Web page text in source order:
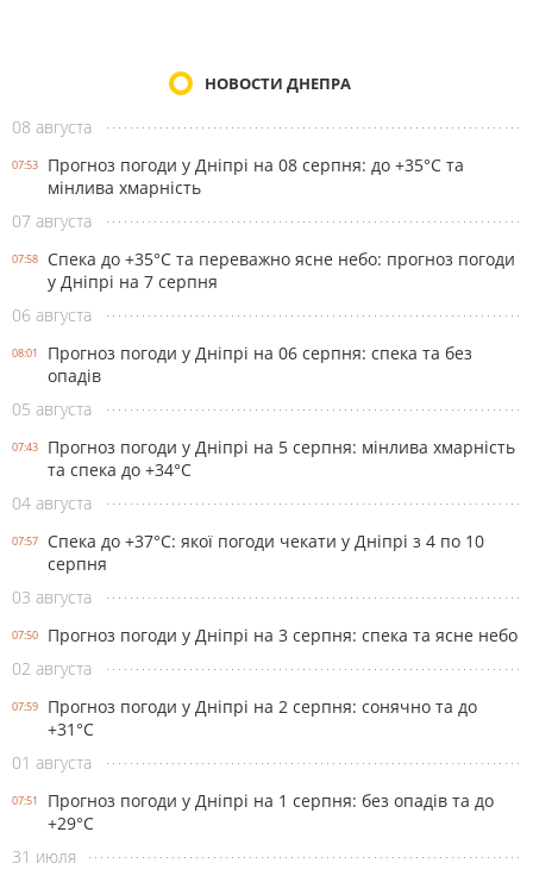
НОВОСТИ ДНЕПРА
08 августа
07:53
Прогноз погоди у Дніпрі на 08 серпня: до +35°C та
мінлива хмарність
07 августа
07:58
Спека до +35°С та переважно ясне небо: прогноз погоди
у Дніпрі на 7 серпня
06 августа
08:01
Прогноз погоди у Дніпрі на 06 серпня: спека та без
опадів
05 августа
07:43
Прогноз погоди у Дніпрі на 5 серпня: мінлива хмарність
та спека до +34°С
04 августа
07:57
Спека до +37°С: якої погоди чекати у Дніпрі з 4 по 10
серпня
03 августа
07:50
Прогноз погоди у Дніпрі на 3 серпня: спека та ясне небо
02 августа
07:59
Прогноз погоди у Дніпрі на 2 серпня: сонячно та до
+31°С
01 августа
07:51
Прогноз погоди у Дніпрі на 1 серпня: без опадів та до
+29°С
31 июля